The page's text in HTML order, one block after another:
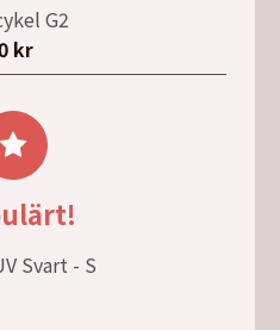
kr.
är:
5999,00 kr.
G2
kr.
krDet
nuvarande
är:
4999,00 kr.
Svart - S